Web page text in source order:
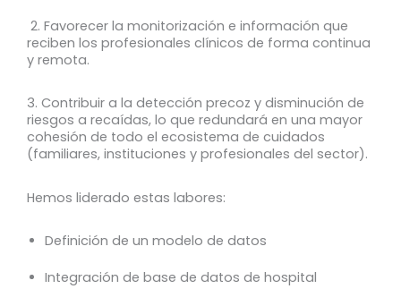
2. Favorecer la monitorización e información que
reciben los profesionales clínicos de forma continua
y remota.
3. Contribuir a la detección precoz y disminución de
riesgos a recaídas, lo que redundará en una mayor
cohesión de todo el ecosistema de cuidados
(familiares, instituciones y profesionales del sector).
Hemos liderado estas labores:
Definición de un modelo de datos
Integración de base de datos de hospital